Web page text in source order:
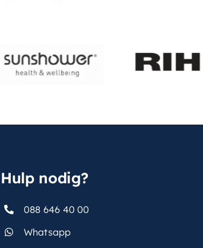
Hulp nodig?
088 646 40 00
Whatsapp